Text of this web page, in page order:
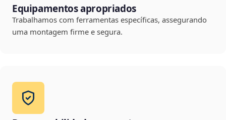
Equipamentos apropriados
Trabalhamos com ferramentas específicas, assegurando
uma montagem firme e segura.